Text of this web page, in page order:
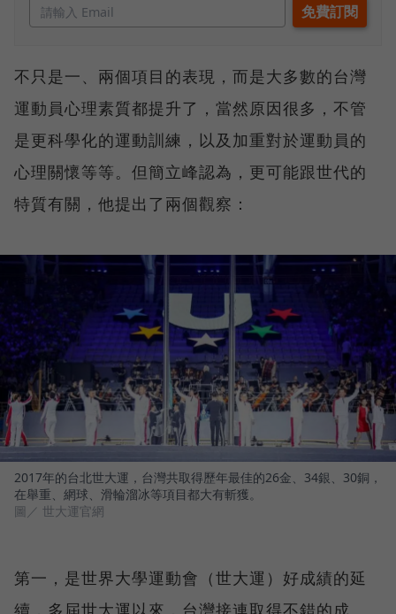
不只是一、兩個項目的表現，而是大多數的台灣
運動員心理素質都提升了，當然原因很多，不管
是更科學化的運動訓練，以及加重對於運動員的
心理關懷等等。但簡立峰認為，更可能跟世代的
特質有關，他提出了兩個觀察：
2017年的台北世大運，台灣共取得歷年最佳的26金、34銀、30銅，
在舉重、網球、滑輪溜冰等項目都大有斬獲。
圖／ 世大運官網
第一，是世界大學運動會（世大運）好成績的延
續，多屆世大運以來，台灣接連取得不錯的成